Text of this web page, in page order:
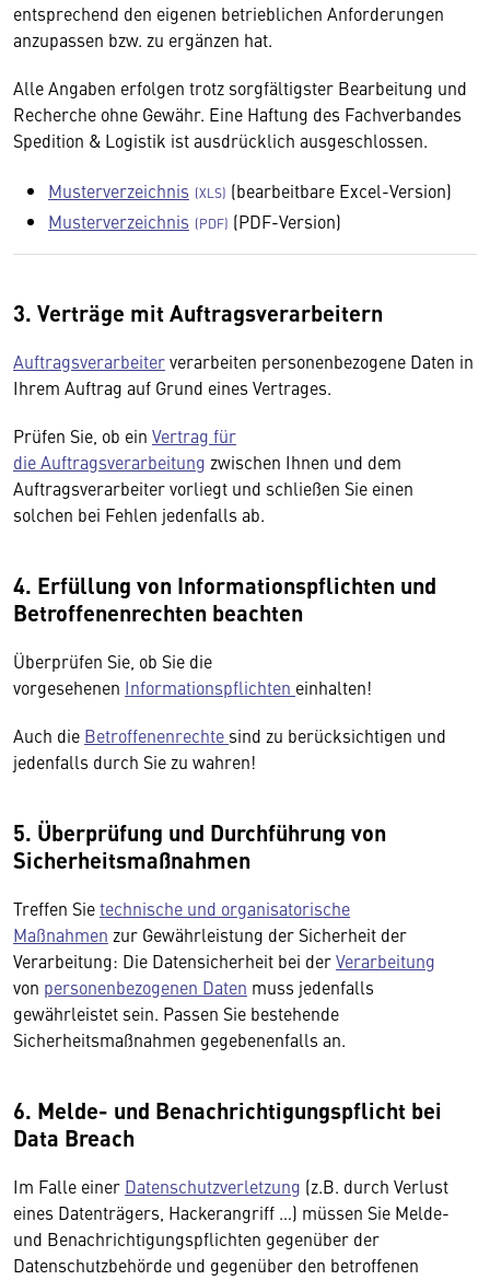
entsprechend den eigenen betrieblichen Anforderungen
anzupassen bzw. zu ergänzen hat.
Alle Angaben erfolgen trotz sorgfältigster Bearbeitung und
Recherche ohne Gewähr. Eine Haftung des Fachverbandes
Spedition & Logistik ist ausdrücklich ausgeschlossen.
Musterverzeichnis
(bearbeitbare Excel-Version)
Musterverzeichnis
(PDF-Version)
3. Verträge mit Auftragsverarbeitern
Auftragsverarbeiterverarbeiten personenbezogene Daten in
Ihrem Auftrag auf Grund eines Vertrages.
Prüfen Sie, ob ein Vertrag für
die Auftragsverarbeitung zwischen Ihnen und dem
Auftragsverarbeiter vorliegt und schließen Sie einen
solchen bei Fehlen jedenfalls ab.
4. Erfüllung von Informationspflichten und
Betroffenenrechten beachten
Überprüfen Sie, ob Sie die
vorgesehenen Informationspflichten einhalten!
Auch die Betroffenenrechte sind zu berücksichtigen und
jedenfalls durch Sie zu wahren!
5. Überprüfung und Durchführung von
Sicherheitsmaßnahmen
Treffen Sietechnische und organisatorische
Maßnahmen zur Gewährleistung der Sicherheit der
Verarbeitung: Die Datensicherheit bei derVerarbeitung
von personenbezogenen Daten muss jedenfalls
gewährleistet sein. Passen Sie bestehende
Sicherheitsmaßnahmen gegebenenfalls an.
6. Melde- und Benachrichtigungspflicht bei
Data Breach
Im Falle einer Datenschutzverletzung (z.B. durch Verlust
eines Datenträgers, Hackerangriff …) müssen Sie Melde-
und Benachrichtigungspflichten gegenüber der
Datenschutzbehörde und gegenüber den betroffenen